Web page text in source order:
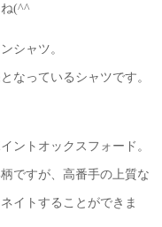
(^^ゞ
シャツ。
なっているシャツです。
ントオックスフォード。
ですが、高番手の上質な
イトすることができま